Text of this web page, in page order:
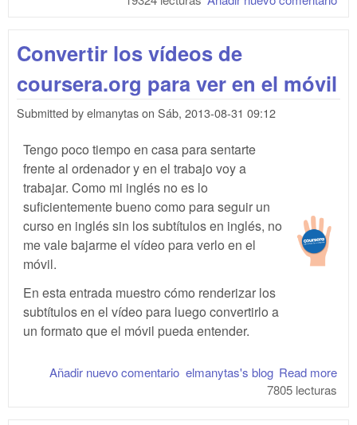
Convertir los vídeos de
coursera.org para ver en el móvil
Submitted byelmanytason Sáb, 2013-08-31 09:12
Tengo poco tiempo en casa para sentarte
frente al ordenador y en el trabajo voy a
trabajar. Como mi inglés no es lo
suficientemente bueno como para seguir un
curso en inglés sin los subtítulos en inglés, no
me vale bajarme el vídeo para verlo en el
móvil.
En esta entrada muestro cómo renderizar los
subtítulos en el vídeo para luego convertirlo a
un formato que el móvil pueda entender.
Read more
elmanytas's blog
Añadir nuevo comentario
7805 lecturas